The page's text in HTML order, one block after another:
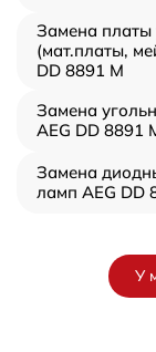
Замена платы
(мат.платы,
DD 8891 M
Замена
AEG DD 8891
Замена
ламп AEG DD
У